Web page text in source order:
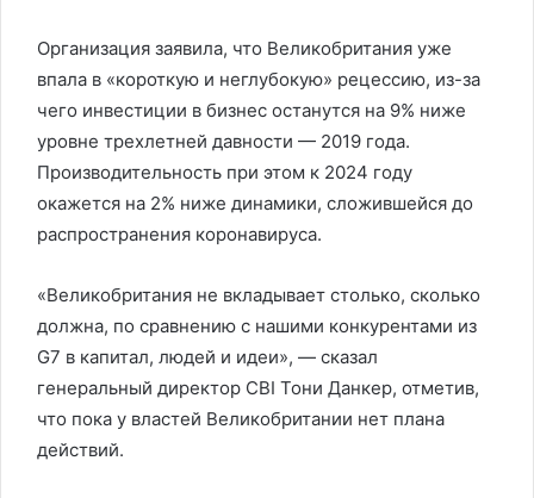
Организация заявила, что Великобритания уже
впала в «короткую и неглубокую» рецессию, из-за
чего инвестиции в бизнес останутся на 9% ниже
уровне трехлетней давности — 2019 года.
Производительность при этом к 2024 году
окажется на 2% ниже динамики, сложившейся до
распространения коронавируса.
«Великобритания не вкладывает столько, сколько
должна, по сравнению с нашими конкурентами из
G7 в капитал, людей и идеи», — сказал
генеральный директор CBI Тони Данкер, отметив,
что пока у властей Великобритании нет плана
действий.